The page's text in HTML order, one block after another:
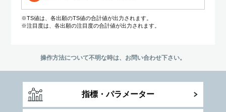
※TS値は、各出願のTS値の合計値が出力されます。
※注目度は、各出願の注目度の合計値が出力されます。
操作方法について不明な時は、お問い合わせ下さい。
指標・パラメーター